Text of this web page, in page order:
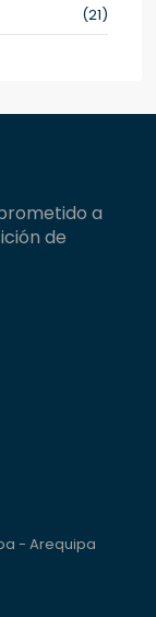
(21)
a
de
- Arequipa